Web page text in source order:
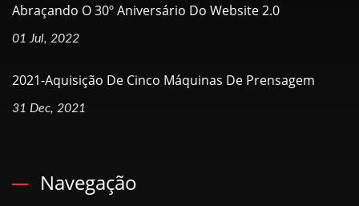
Abraçando O 30º Aniversário Do Website 2.0
01 Jul, 2022
2021-Aquisição De Cinco Máquinas De Prensagem
31 Dec, 2021
Navegação